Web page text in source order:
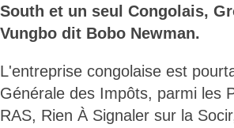
South et un seul Congolais,
Vungbo dit Bobo Newman.
L'entreprise congolaise est
Générale des Impôts, parmi les
RAS, Rien À Signaler sur la